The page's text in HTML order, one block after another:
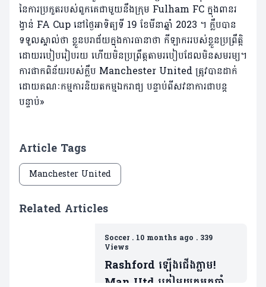
នៃការប្រកួតរបស់ពួកគេជាមួយនឹងក្រុម Fulham FC ក្នុងពានរ
ង្វាន់ FA Cup នៅថ្ងៃអាទិត្យទី 19 ខែមីនាឆ្នាំ 2023 ។ ក្លឹបបាន
ទទួលស្គាល់ថា ខ្លួនបរាជ័យក្នុងការធានាថា កីឡាកររបស់ខ្លួនប្រព្រឹត្តិ
ដោយរបៀបរៀបរយ ហើយមិនប្រព្រឹត្តតាមរបៀបដែលមិនសមរម្យ។
ការផាកពិន័យរបស់ក្លឹប Manchester United ត្រូវបានដាក់
ដោយគណៈកម្មការនិយតកម្មឯករាជ្យ បន្ទាប់ពីសវនាការជាបន្ត
បន្ទាប់»
Article Tags
Manchester United
Related Articles
Soccer. 10 months ago . 339
Views
Rashford ឡើងជើងភ្លាម!
Man Utd ត្រៀមយកអ្នកចាំទី